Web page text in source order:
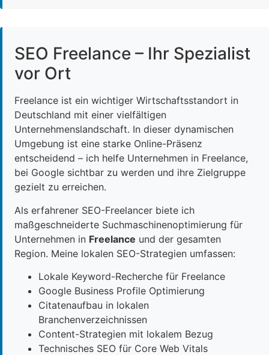
SEO Freelance – Ihr Spezialist
vor Ort
Freelance ist ein wichtiger Wirtschaftsstandort in
Deutschland mit einer vielfältigen
Unternehmenslandschaft. In dieser dynamischen
Umgebung ist eine starke Online-Präsenz
entscheidend – ich helfe Unternehmen in Freelance,
bei Google sichtbar zu werden und ihre Zielgruppe
gezielt zu erreichen.
Als erfahrener SEO-Freelancer biete ich
maßgeschneiderte Suchmaschinenoptimierung für
Unternehmen in Freelance und der gesamten
Region. Meine lokalen SEO-Strategien umfassen:
Lokale Keyword-Recherche für Freelance
Google Business Profile Optimierung
Citatenaufbau in lokalen
Branchenverzeichnissen
Content-Strategien mit lokalem Bezug
Technisches SEO für Core Web Vitals